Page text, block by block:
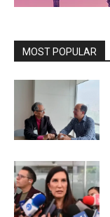
MOST POPULAR